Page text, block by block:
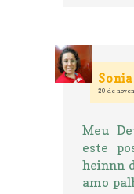
20 de
Meu
este
heinnn
amo